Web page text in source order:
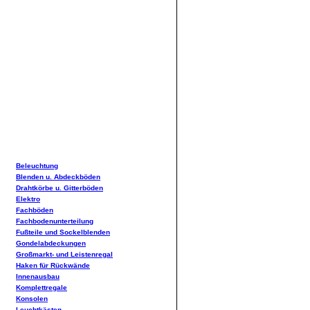
Beleuchtung
Blenden u. Abdeckböden
Drahtkörbe u. Gitterböden
Elektro
Fachböden
Fachbodenunterteilung
Fußteile und Sockelblenden
Gondelabdeckungen
Großmarkt- und Leistenregal
Haken für Rückwände
Innenausbau
Komplettregale
Konsolen